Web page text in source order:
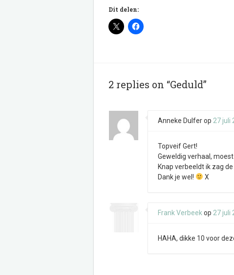
Dit delen:
2 replies on “Geduld”
Anneke Dulferop 27 juli
Topveif Gert!
Geweldig verhaal,
Knap verbeeldt ik zag de
Dank je wel!
X
Frank Verbeek op 27 juli
HAHA, dikke 10 voor